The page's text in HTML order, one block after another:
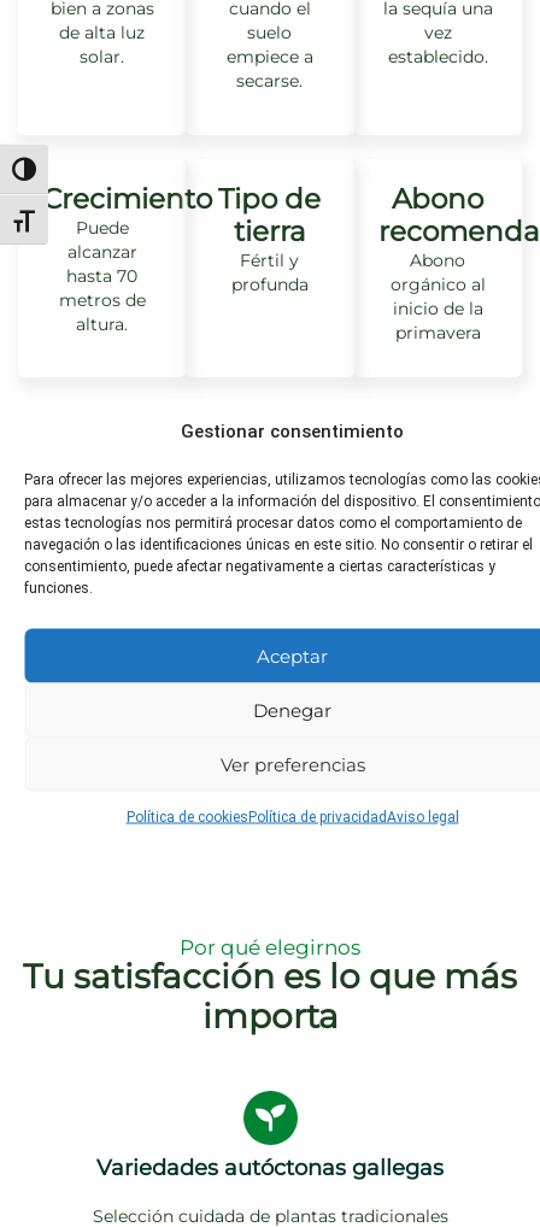
Gestionar consentimiento
Para ofrecer las mejores experiencias, utilizamos tecnologías como las
para almacenar y/o acceder a la información del dispositivo. El
estas tecnologías nos permitirá procesar datos como el comportamiento de
navegación o las identificaciones únicas en este sitio. No consentir o retirar el
consentimiento, puede afectar negativamente a ciertas características y
funciones.
Aceptar
Denegar
Ver preferencias
Política de cookiesPolítica de privacidadAviso legal
Alternar alto contraste
Alternar tamaño de letra
bien a zonas
de alta luz
solar.
cuando el
suelo
empiece a
secarse.
la sequía una
vez
establecido.
Crecimiento
Puede
alcanzar
hasta 70
metros de
altura.
Tipo de
tierra
Fértil y
profunda
Abono
Abono
orgánico al
inicio de la
primavera
de
trasplante
De 3 a 5
metros entre
plantas
Toxicidad
Baja
¿Apta
para
animales?
Baja
Poda
Plagas
comunes
pulgones
Por qué elegirnos
Tu satisfacción es lo que más
importa
Variedades autóctonas gallegas
Selección cuidada de plantas tradicionales